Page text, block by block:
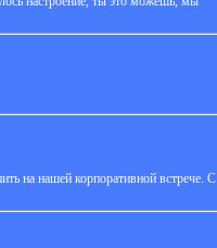
на нашей корпоративной встрече. С